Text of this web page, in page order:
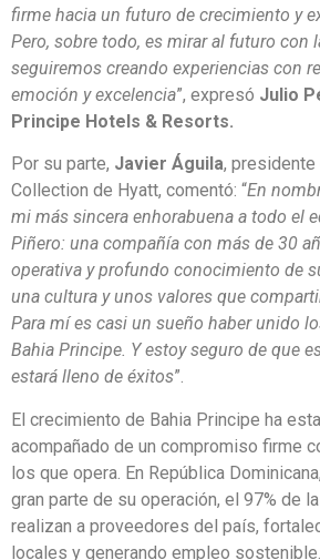
firme hacia un futuro de crecimiento y
Pero, sobre todo, es mirar al futuro con
seguiremos creando experiencias con
emoción y excelencia”, expresó Julio
Principe Hotels & Resorts.
Por su parte, Javier Águila,
Collection de Hyatt, comentó: “En
mi más sincera enhorabuena a todo el
Piñero: una compañía con más de 30
operativa y profundo conocimiento de
una cultura y unos valores que
Para mí es casi un sueño haber unido
Bahia Principe. Y estoy seguro de que
estará lleno de éxitos”.
El crecimiento de Bahia Principe ha
acompañado de un compromiso firme
los que opera. En República
gran parte de su operación, el 97% de
realizan a proveedores del país,
locales y generando empleo